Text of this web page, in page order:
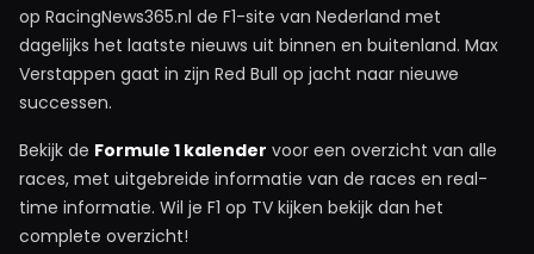
op RacingNews365.nl de F1-site van Nederland met
dagelijks het laatste nieuws uit binnen en buitenland. Max
Verstappen gaat in zijn Red Bull op jacht naar nieuwe
successen.
Bekijk de Formule 1 kalender voor een overzicht van alle
races, met uitgebreide informatie van de races en real-
time informatie. Wil je F1 op TV kijken bekijk dan het
complete overzicht!